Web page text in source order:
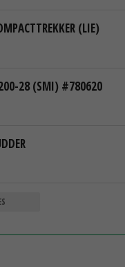
(LIE)
28 (SMI) #780620